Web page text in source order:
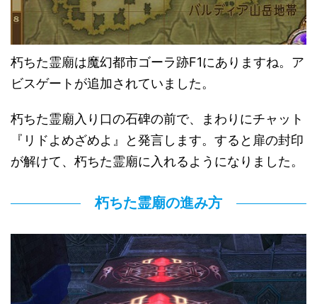
朽ちた霊廟は魔幻都市ゴーラ跡F1にありますね。ア
ビスゲートが追加されていました。
朽ちた霊廟入り口の石碑の前で、まわりにチャット
『リドよめざめよ』と発言します。すると扉の封印
が解けて、朽ちた霊廟に入れるようになりました。
朽ちた霊廟の進み方